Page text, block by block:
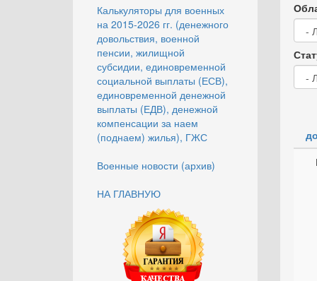
Калькуляторы для военных
на 2015-2026 гг. (денежного
довольствия, военной
пенсии, жилищной
субсидии, единовременной
социальной выплаты (ЕСВ),
единовременной денежной
выплаты (ЕДВ), денежной
компенсации за наем
(поднаем) жилья), ГЖС
Военные новости (архив)
НА ГЛАВНУЮ